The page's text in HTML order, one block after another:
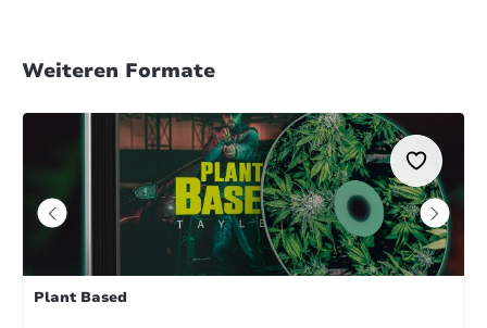
Weiteren Formate
Plant Based